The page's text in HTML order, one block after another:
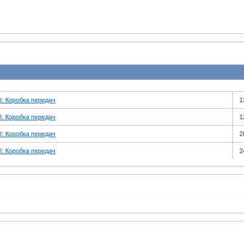
I: Коробка передач
I: Коробка передач
I: Коробка передач
I: Коробка передач